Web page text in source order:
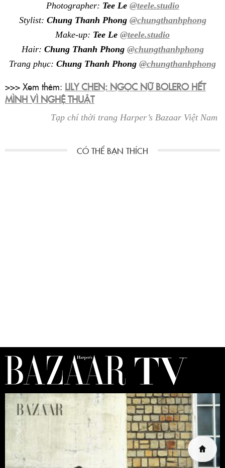
Photographer: Tee Le @teele.studio
Stylist: Chung Thanh Phong @chungthanhphong
Make-up: Tee Le @teele.studio
Hair: Chung Thanh Phong @chungthanhphong
Trang phục: Chung Thanh Phong @chungthanhphong
>>> Xem thêm: LILY CHEN: NGỌC NỮ BOLERO HẾT
MÌNH VÌ NGHỆ THUẬT
Tạp chí thời trang Harper’s Bazaar Việt Nam